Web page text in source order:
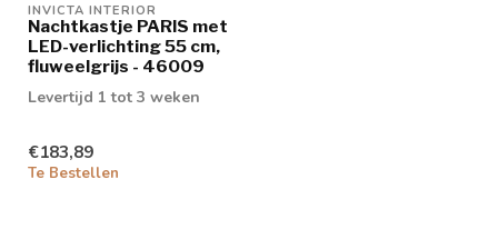
INVICTA INTERIOR
Nachtkastje PARIS met
LED-verlichting 55 cm,
fluweelgrijs - 46009
Levertijd 1 tot 3 weken
€183,89
Te Bestellen